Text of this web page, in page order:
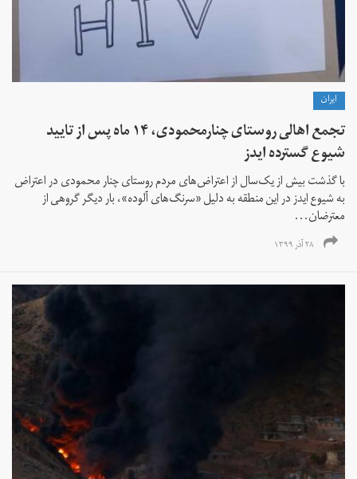
ايران
تجمع اهالی روستای چنارمحمودی، ۱۴ ماه پس از تایید
شیوع گسترده ایدز
با گذشت بیش از یک‌سال از اعتراض‌های مردم روستای چنار محمودی در اعتراض
به شیوع ایدز در این منطقه به دلیل «سرنگ‌های آلوده»، بار دیگر گروهی از
معترضان...
۲۸ آذر ۱۳۹۹